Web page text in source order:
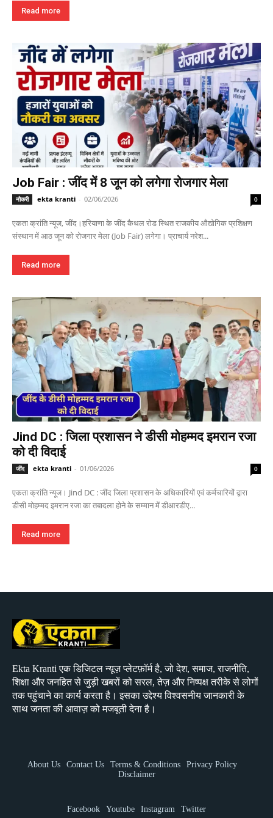
Read more
Job Fair : जींद में 8 जून को लगेगा रोजगार मेला
नौकरी ekta kranti - 02/06/2026 0
एकता क्रांति न्यूज, जींद।हरियाणा के जींद कैथल रोड स्थित राजकीय औद्योगिक प्रशिक्षण
संस्थान में आठ जून को रोजगार मेला (Job Fair) लगेगा। प्राचार्य नरेश...
Read more
Jind DC : जिला प्रशासन ने डीसी मोहम्मद इमरान रजा
को दी विदाई
जींद ekta kranti - 01/06/2026 0
एकता क्रांति न्यूज। Jind DC : जींद जिला प्रशासन के अधिकारियों एवं कर्मचारियों द्वारा
डीसी मोहम्मद इमरान रजा का तबादला होने के सम्मान में डीआरडीए...
Read more
Ekta Kranti एक डिजिटल न्यूज़ प्लेटफ़ॉर्म है, जो देश, समाज, राजनीति,
शिक्षा और जनहित से जुड़ी खबरों को सरल, तेज़ और निष्पक्ष तरीके से लोगों
तक पहुंचाने का कार्य करता है। इसका उद्देश्य विश्वसनीय जानकारी के
साथ जनता की आवाज़ को मजबूती देना है।
About Us Contact Us Terms & Conditions
Privacy Policy
Disclaimer
Facebook Youtube Instagram Twitter